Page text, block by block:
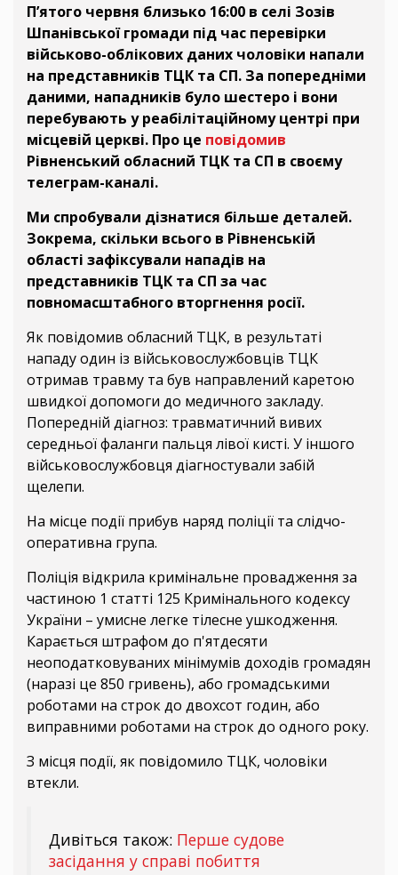
П’ятого червня близько 16:00 в селі Зозів
Шпанівської громади під час перевірки
військово-облікових даних чоловіки напали
на представників ТЦК та СП. За попередніми
даними, нападників було шестеро і вони
перебувають у реабілітаційному центрі при
місцевій церкві. Про це повідомив
Рівненський обласний ТЦК та СП в своєму
телеграм-каналі.
Ми спробували дізнатися більше деталей.
Зокрема, скільки всього в Рівненській
області зафіксували нападів на
представників ТЦК та СП за час
повномасштабного вторгнення росії.
Як повідомив обласний ТЦК, в результаті
нападу один із військовослужбовців ТЦК
отримав травму та був направлений каретою
швидкої допомоги до медичного закладу.
Попередній діагноз: травматичний вивих
середньої фаланги пальця лівої кисті. У іншого
військовослужбовця діагностували забій
щелепи.
На місце події прибув наряд поліції та слідчо-
оперативна група.
Поліція відкрила кримінальне провадження за
частиною 1 статті 125 Кримінального кодексу
України – умисне легке тілесне ушкодження.
Карається штрафом до п'ятдесяти
неоподатковуваних мінімумів доходів громадян
(наразі це 850 гривень), або громадськими
роботами на строк до двохсот годин, або
виправними роботами на строк до одного року.
З місця події, як повідомило ТЦК, чоловіки
втекли.
Дивіться також: Перше судове
засідання у справі побиття